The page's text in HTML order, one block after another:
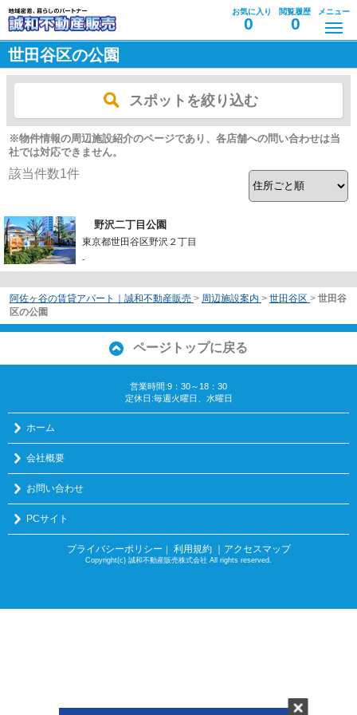
お気に入り
0
閲覧履歴
0
メニュー
世田谷区の公園
スポットを絞り込む
※物件情報の周辺施設紹介のページであり、各店舗への問い合わせは当
社では対応できません。
該当件数1件
野沢二丁目公園
東京都世田谷区野沢２丁目
-
阿佐ヶ谷の賃貸アパート｜誠和不動産販売 > 周辺施設案内 > 世田谷区 > 世田谷
区の公園
ページトップに戻る
営業時間:9：30～18：30
定休日:毎週火曜日、水曜日
ホーム
会社概要
お問い合わせ
PCサイト
プライバシーポリシー ｜ 利用規約 ｜アクセスマップ
Copyright(c) 誠和不動産販売株式会社 All rights reserved.